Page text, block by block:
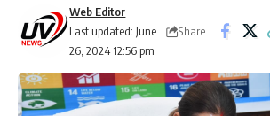
Last updated: June
26, 2024 12:56 pm
Web Editor
Share